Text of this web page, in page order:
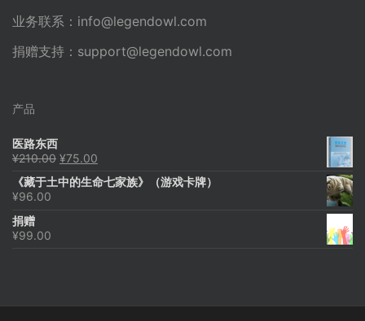
业务联系： info@legendowl.com
捐赠支持： support@legendowl.com
产品
医路东西
¥210.00 原
为：
¥75.00
价
《藏于土中的生命七家族》（游戏卡牌）
¥96.00
捐赠
¥99.00